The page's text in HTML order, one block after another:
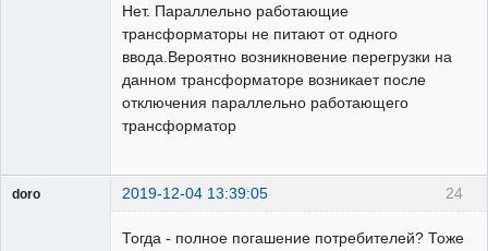
Нет. Параллельно работающие
трансформаторы не питают от одного
ввода.Вероятно возникновение перегрузки на
данном трансформаторе возникает после
отключения параллельно работающего
трансформатор
24
doro 2019-12-04 13:39:05
Тогда - полное погашение потребителей? Тоже